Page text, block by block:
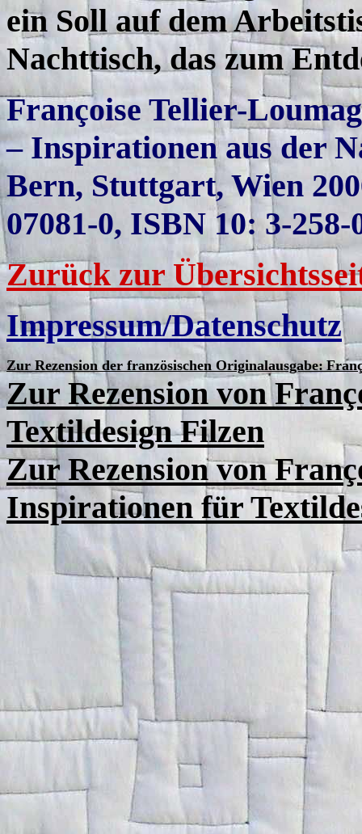
ein Soll auf dem
Nachttisch, das zum
FrançoiseTellier-
– Inspirationen aus der
Bern, Stuttgart, Wien
07081-0, ISBN 10: 3-
Zurück zur
Impressum/Datenschutz
Zur Rezension der französischen Originalausgabe: Fran
Zur Rezension von
Textildesign Filzen
Zur Rezension von
Inspirationen für